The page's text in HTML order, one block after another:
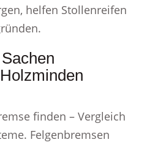
helfen Stollenreifen
finden – Vergleich
Felgenbremsen